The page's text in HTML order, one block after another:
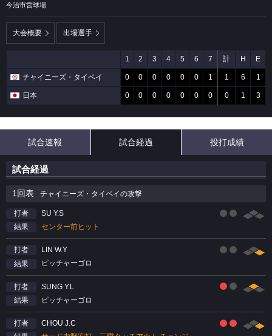
今治市営球場
大会概要 出場選手
1 2 3 4 5 6 7 計 H E
チャイニーズ・タイペイ 0 0 0 0 0 0 1 1 6 1
日本 0 0 0 0 0 0 0 0 1 3
試合速報 試合経過 投打成績
試合経過
1回表 チャイニーズ・タイペイの攻撃
打者
SU Y.S
結果
センター前ヒット
打者
LIN W.Y
結果
ピッチャーゴロ
打者
SUNG Y.L
結果
ピッチャーゴロ
打者
CHOU J.C